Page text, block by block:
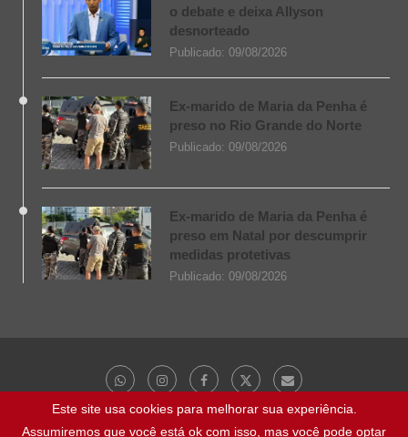
o debate e deixa Allyson
desnorteado
Publicado: 09/08/2026
Ex-marido de Maria da Penha é
preso no Rio Grande do Norte
Publicado: 09/08/2026
Ex-marido de Maria da Penha é
preso em Natal por descumprir
medidas protetivas
Publicado: 09/08/2026
Este site usa cookies para melhorar sua experiência.
Assumiremos que você está ok com isso, mas você pode optar